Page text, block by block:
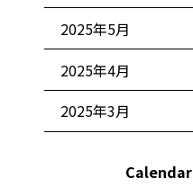
2025年5月
2025年4月
2025年3月
Calendar